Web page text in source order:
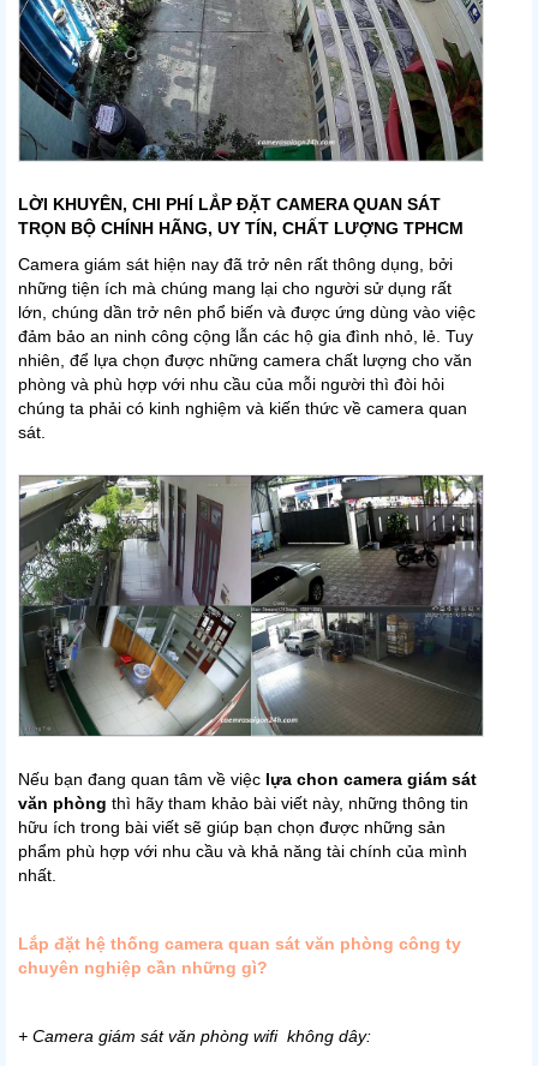
LỜI KHUYÊN, CHI PHÍ LẮP ĐẶT CAMERA QUAN SÁT
TRỌN BỘ CHÍNH HÃNG, UY TÍN, CHẤT LƯỢNG TPHCM
Camera giám sát hiện nay đã trở nên rất thông dụng, bởi
những tiện ích mà chúng mang lại cho người sử dụng rất
lớn, chúng dần trở nên phổ biến và được ứng dùng vào việc
đảm bảo an ninh công cộng lẫn các hộ gia đình nhỏ, lẻ. Tuy
nhiên, để lựa chọn được những camera chất lượng cho văn
phòng và phù hợp với nhu cầu của mỗi người thì đòi hỏi
chúng ta phải có kinh nghiệm và kiến thức về camera quan
sát.
Nếu bạn đang quan tâm về việc lựa chon camera giám sát
văn phòng thì hãy tham khảo bài viết này, những thông tin
hữu ích trong bài viết sẽ giúp bạn chọn được những sản
phẩm phù hợp với nhu cầu và khả năng tài chính của mình
nhất.
Lắp đặt hệ thống camera quan sát văn phòng công ty
chuyên nghiệp cần những gì?
+ Camera giám sát văn phòng wifi không dây: